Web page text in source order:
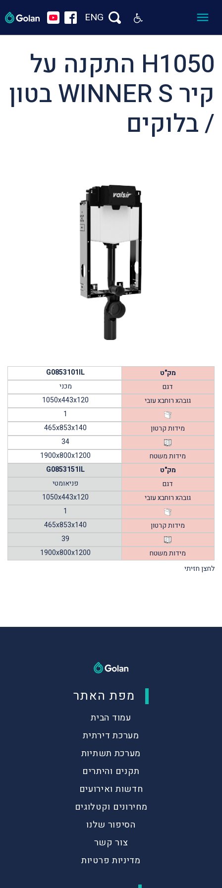
ENG
H1050 התקנה על
קיר WINNER S בטון
/ בלוקים
מק"ט
G0853101IL
דגם
מכני
עובי xרוחב xגובה
1050x443x120
1
מידות קרטון
465x853x140
34
מידות משטח
1900x800x1200
מק"ט
G0853151IL
דגם
פניאומטי
עובי xרוחב xגובה
1050x443x120
1
מידות קרטון
465x853x140
39
מידות משטח
1900x800x1200
לחצן חזיתי
מפת האתר
עמוד הבית
מערכת דירתית
מערכת תשתיות
תקנים והיתרים
חדשות ואירועים
מחירונים וקטלוגים
הסיפור שלנו
צור קשר
מדיניות פרטיות